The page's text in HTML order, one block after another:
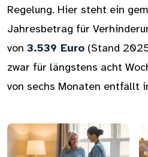
Regelung. Hier steht ein
Jahresbetrag für
von 3.539 Euro (Stand
zwar für längstens acht
von sechs Monaten entfällt